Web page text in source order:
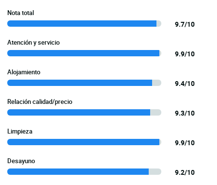
Nota total
9.7/10
Atención y servicio
9.9/10
Alojamiento
9.4/10
Relación calidad/precio
9.3/10
Limpieza
9.9/10
Desayuno
9.2/10